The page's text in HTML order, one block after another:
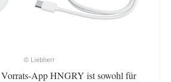
© Liebherr
App HNGRY ist sowohl für